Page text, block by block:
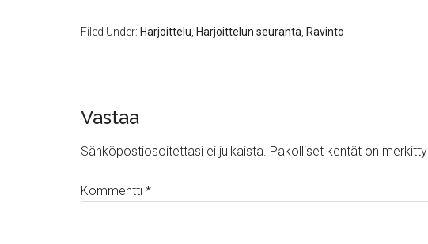
Filed Under: Harjoittelu Harjoittelun seuranta Ravinto
Vastaa
Sähköpostiosoitettasi ei julkaista. Pakolliset kentät on merkitty
Kommentti *